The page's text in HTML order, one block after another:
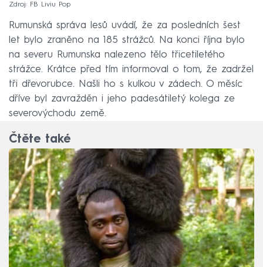
Zdroj: FB Liviu Pop
Rumunská správa lesů uvádí, že za posledních šest
let bylo zraněno na 185 strážců. Na konci října bylo
na severu Rumunska nalezeno tělo třicetiletého
strážce. Krátce před tím informoval o tom, že zadržel
tři dřevorubce. Našli ho s kulkou v zádech. O měsíc
dříve byl zavražděn i jeho padesátiletý kolega ze
severovýchodu země.
Čtěte také